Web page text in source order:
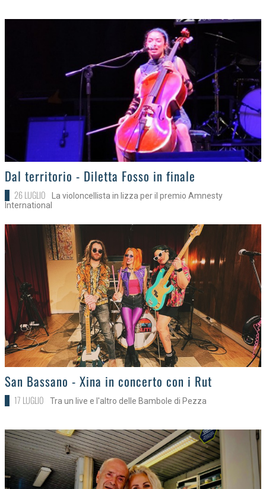
>
Dal territorio - Diletta Fosso in finale
26 LUGLIO
La violoncellista in lizza per il premio Amnesty
International
>
San Bassano - Xina in concerto con i Rut
17 LUGLIO Tra un live e l'altro delle Bambole di Pezza